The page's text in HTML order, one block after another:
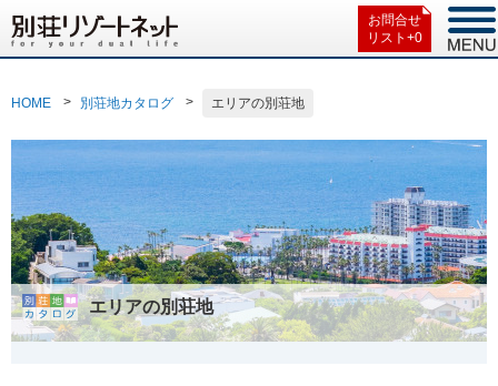
お問合せ
リスト+0
HOME 別荘地カタログ エリアの別荘地
エリアの別荘地